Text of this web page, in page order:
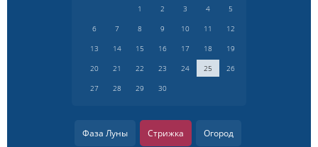
1 2 3 4
5
6
7 8 9 10 11
12
13
14 15 16 17 18
19
20
21 22 23 24 25
26
27
28 29 30
Фаза Луны Стрижка Огород